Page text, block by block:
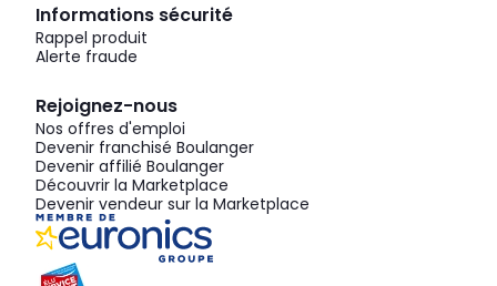
Informations sécurité
Rappel produit
Alerte fraude
Rejoignez-nous
Nos offres d'emploi
Devenir franchisé Boulanger
Devenir affilié Boulanger
Découvrir la Marketplace
Devenir vendeur sur la Marketplace